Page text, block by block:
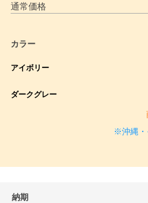
通常価格
カラー
アイボリー
ダークグレー
※沖縄・
納期